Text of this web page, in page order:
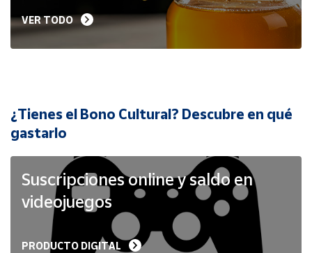
Hazte
vendedor
Cuenta
Ubicación
Península
VER TODO
¿Tienes el Bono Cultural? Descubre en qué
gastarlo
Suscripciones online y saldo en
videojuegos
PRODUCTO DIGITAL